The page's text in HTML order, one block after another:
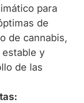
para
de
de cannabis,
y
de las